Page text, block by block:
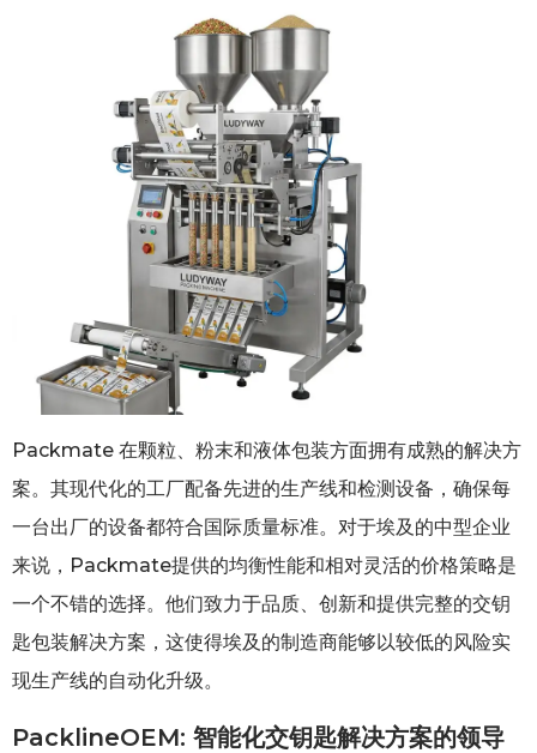
Packmate 在颗粒、粉末和液体包装方面拥有成熟的解决方
案。其现代化的工厂配备先进的生产线和检测设备，确保每
一台出厂的设备都符合国际质量标准。对于埃及的中型企业
来说，Packmate提供的均衡性能和相对灵活的价格策略是
一个不错的选择。他们致力于品质、创新和提供完整的交钥
匙包装解决方案，这使得埃及的制造商能够以较低的风险实
现生产线的自动化升级。
PacklineOEM: 智能化交钥匙解决方案的领导